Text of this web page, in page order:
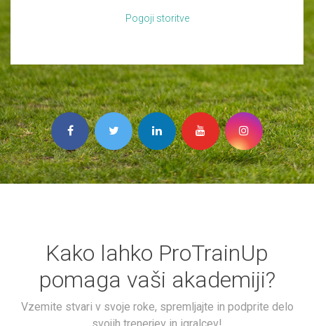
Pogoji storitve
Kako lahko ProTrainUp
pomaga vaši akademiji?
Vzemite stvari v svoje roke, spremljajte in podprite delo